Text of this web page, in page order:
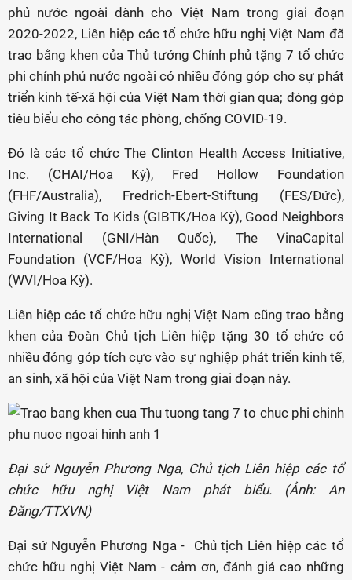
phủ nước ngoài dành cho Việt Nam trong giai đoạn
2020-2022, Liên hiệp các tổ chức hữu nghị Việt Nam đã
trao bằng khen của Thủ tướng Chính phủ tặng 7 tổ chức
phi chính phủ nước ngoài có nhiều đóng góp cho sự phát
triển kinh tế-xã hội của Việt Nam thời gian qua; đóng góp
tiêu biểu cho công tác phòng, chống COVID-19.
Đó là các tổ chức The Clinton Health Access Initiative,
Inc. (CHAI/Hoa Kỳ), Fred Hollow Foundation
(FHF/Australia), Fredrich-Ebert-Stiftung (FES/Đức),
Giving It Back To Kids (GIBTK/Hoa Kỳ), Good Neighbors
International (GNI/Hàn Quốc), The VinaCapital
Foundation (VCF/Hoa Kỳ), World Vision International
(WVI/Hoa Kỳ).
Liên hiệp các tổ chức hữu nghị Việt Nam cũng trao bằng
khen của Đoàn Chủ tịch Liên hiệp tặng 30 tổ chức có
nhiều đóng góp tích cực vào sự nghiệp phát triển kinh tế,
an sinh, xã hội của Việt Nam trong giai đoạn này.
Đại sứ Nguyễn Phương Nga, Chủ tịch Liên hiệp các tổ
chức hữu nghị Việt Nam phát biểu. (Ảnh: An
Đăng/TTXVN)
Đại sứ Nguyễn Phương Nga - Chủ tịch Liên hiệp các tổ
chức hữu nghị Việt Nam - cảm ơn, đánh giá cao những